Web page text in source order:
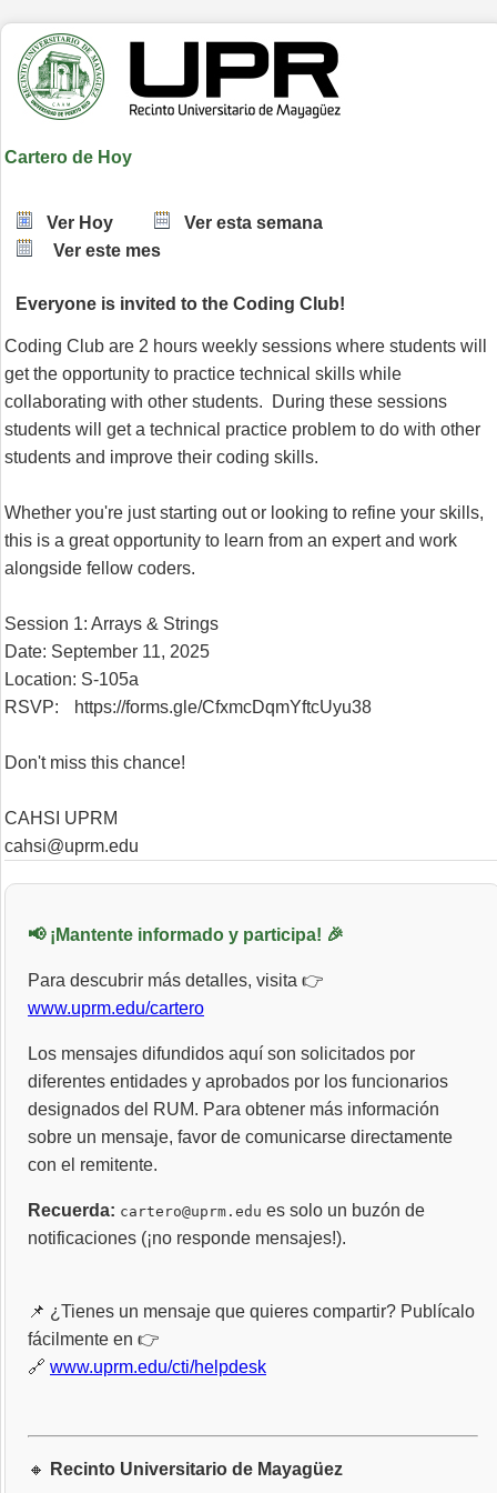
Cartero de Hoy
Ver Hoy
Ver esta semana
Ver este mes
Everyone is invited to the Coding Club!
Coding Club are 2 hours weekly sessions where students will
get the opportunity to practice technical skills while
collaborating with other students.  During these sessions
students will get a technical practice problem to do with other
students and improve their coding skills.
Whether you're just starting out or looking to refine your skills,
this is a great opportunity to learn from an expert and work
alongside fellow coders.
Session 1: Arrays & Strings
Date: September 11, 2025
Location: S-105a
RSVP:
https://forms.gle/CfxmcDqmYftcUyu38
Don't miss this chance!
CAHSI UPRM
cahsi@uprm.edu
📢 ¡Mantente informado y participa! 🎉
Para descubrir más detalles, visita 👉
www.uprm.edu/cartero
Los mensajes difundidos aquí son solicitados por
diferentes entidades y aprobados por los funcionarios
designados del RUM. Para obtener más información
sobre un mensaje, favor de comunicarse directamente
con el remitente.
Recuerda: cartero@uprm.edu es solo un buzón de
notificaciones (¡no responde mensajes!).
📌 ¿Tienes un mensaje que quieres compartir? Publícalo
fácilmente en 👉
🔗 www.uprm.edu/cti/helpdesk
🔸 Recinto Universitario de Mayagüez